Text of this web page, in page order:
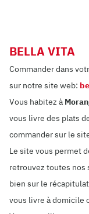
BELLA VITA
Commander dans
sur notre site web:
Vous habitez à
vous livre des plats
commander sur le
Le site vous permet
retrouvez toutes nos
bien sur le
vous livre à domicile